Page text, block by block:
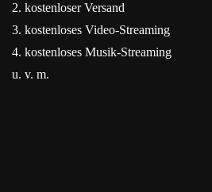
2. kostenloser Versand
3. kostenloses Video-Streaming
4. kostenloses Musik-Streaming
u. v. m.